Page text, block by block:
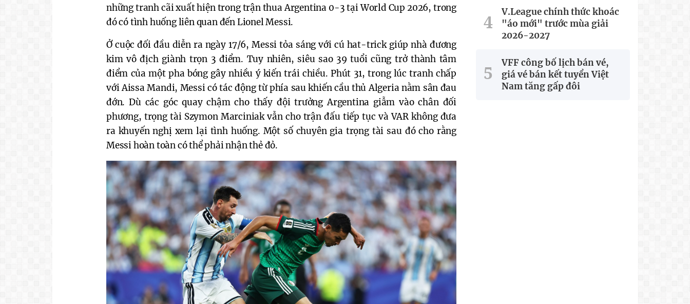
những tranh cãi xuất hiện trong trận thua Argentina 0-3 tại World Cup 2026, trong
đó có tình huống liên quan đến Lionel Messi.
Ở cuộc đối đầu diễn ra ngày 17/6, Messi tỏa sáng với cú hat-trick giúp nhà đương
kim vô địch giành trọn 3 điểm. Tuy nhiên, siêu sao 39 tuổi cũng trở thành tâm
điểm của một pha bóng gây nhiều ý kiến trái chiều. Phút 31, trong lúc tranh chấp
với Aissa Mandi, Messi có tác động từ phía sau khiến cầu thủ Algeria nằm sân đau
đớn. Dù các góc quay chậm cho thấy đội trưởng Argentina giẫm vào chân đối
phương, trọng tài Szymon Marciniak vẫn cho trận đấu tiếp tục và VAR không đưa
ra khuyến nghị xem lại tình huống. Một số chuyên gia trọng tài sau đó cho rằng
Messi hoàn toàn có thể phải nhận thẻ đỏ.
V.League chính thức khoác
"áo mới" trước mùa giải
2026-2027
VFF công bố lịch bán vé,
giá vé bán kết tuyển Việt
Nam tăng gấp đôi